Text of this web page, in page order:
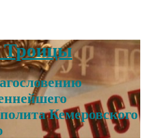
Троицы
Кемеровского